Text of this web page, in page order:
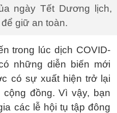
ngày Tết Dương lịch,
giữ an toàn.
trong lúc dịch COVID-
những diễn biến mới
có sự xuất hiện trở lại
đồng. Vì vậy, bạn
các lễ hội tụ tập đông